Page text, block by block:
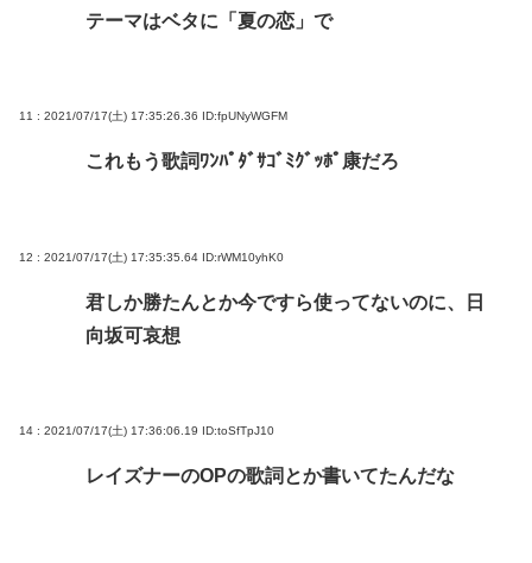
テーマはベタに「夏の恋」で
11 : 2021/07/17(土) 17:35:26.36 ID:fpUNyWGFM
これもう歌詞ﾜﾝﾊﾟﾀﾞｻｺﾞﾐｸﾞｯﾎﾟ康だろ
12 : 2021/07/17(土) 17:35:35.64 ID:rWM10yhK0
君しか勝たんとか今ですら使ってないのに、日
向坂可哀想
14 : 2021/07/17(土) 17:36:06.19 ID:toSfTpJ10
レイズナーのOPの歌詞とか書いてたんだな